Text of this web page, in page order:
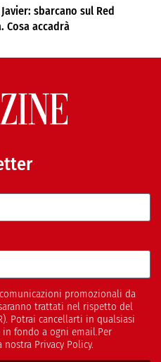
sbarcano sul Red
Cosa accadrà
promozionali da
trattati nel rispetto del
Potrai cancellarti in qualsiasi
fondo a ogni email.Per
Privacy Policy.